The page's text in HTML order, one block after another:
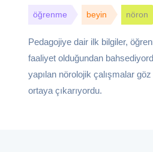
öğrenme beyin nöron
Pedagojiye dair ilk bilgiler,
faaliyet olduğundan
yapılan nörolojik çalışmalar göz
ortaya çıkarıyordu.